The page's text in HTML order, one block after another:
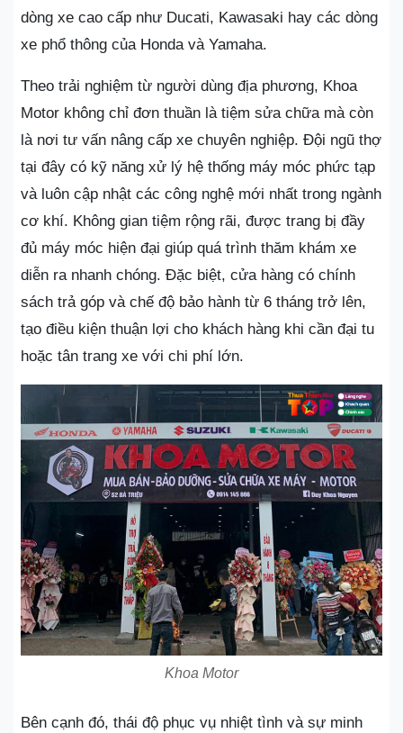
dòng xe cao cấp như Ducati, Kawasaki hay các dòng
xe phổ thông của Honda và Yamaha.
Theo trải nghiệm từ người dùng địa phương, Khoa
Motor không chỉ đơn thuần là tiệm sửa chữa mà còn
là nơi tư vấn nâng cấp xe chuyên nghiệp. Đội ngũ thợ
tại đây có kỹ năng xử lý hệ thống máy móc phức tạp
và luôn cập nhật các công nghệ mới nhất trong ngành
cơ khí. Không gian tiệm rộng rãi, được trang bị đầy
đủ máy móc hiện đại giúp quá trình thăm khám xe
diễn ra nhanh chóng. Đặc biệt, cửa hàng có chính
sách trả góp và chế độ bảo hành từ 6 tháng trở lên,
tạo điều kiện thuận lợi cho khách hàng khi cần đại tu
hoặc tân trang xe với chi phí lớn.
Khoa Motor
Bên cạnh đó, thái độ phục vụ nhiệt tình và sự minh